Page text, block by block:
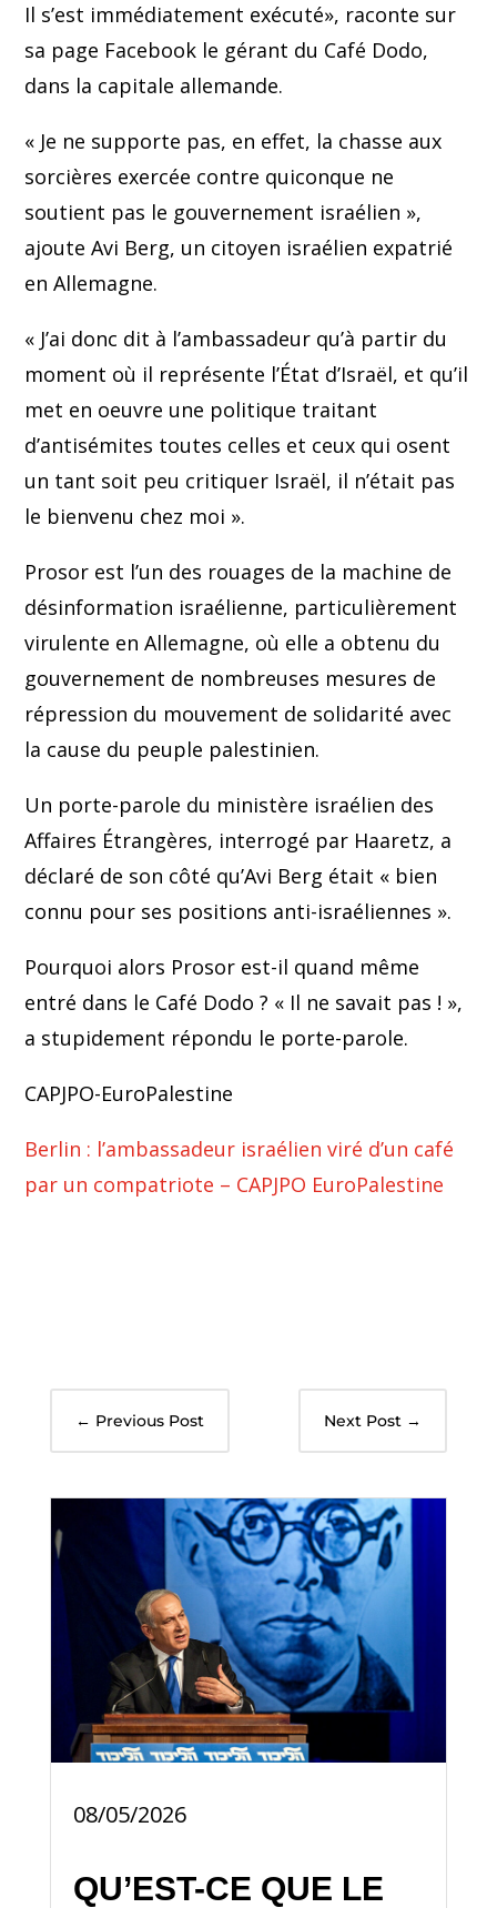
Il s’est immédiatement exécuté», raconte sur
sa page Facebook le gérant du Café Dodo,
dans la capitale allemande.
« Je ne supporte pas, en effet, la chasse aux
sorcières exercée contre quiconque ne
soutient pas le gouvernement israélien »,
ajoute Avi Berg, un citoyen israélien expatrié
en Allemagne.
« J’ai donc dit à l’ambassadeur qu’à partir du
moment où il représente l’État d’Israël, et qu’il
met en oeuvre une politique traitant
d’antisémites toutes celles et ceux qui osent
un tant soit peu critiquer Israël, il n’était pas
le bienvenu chez moi ».
Prosor est l’un des rouages de la machine de
désinformation israélienne, particulièrement
virulente en Allemagne, où elle a obtenu du
gouvernement de nombreuses mesures de
répression du mouvement de solidarité avec
la cause du peuple palestinien.
Un porte-parole du ministère israélien des
Affaires Étrangères, interrogé par Haaretz, a
déclaré de son côté qu’Avi Berg était « bien
connu pour ses positions anti-israéliennes ».
Pourquoi alors Prosor est-il quand même
entré dans le Café Dodo ? « Il ne savait pas ! »,
a stupidement répondu le porte-parole.
CAPJPO-EuroPalestine
Berlin : l’ambassadeur israélien viré d’un café
par un compatriote – CAPJPO EuroPalestine
← Previous Post Next Post →
08/05/2026
QU’EST-CE QUE LE